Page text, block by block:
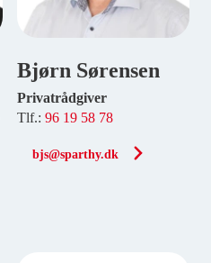
Bjørn Sørensen
Privatrådgiver
Tlf.: 96 19 58 78
bjs@sparthy.dk